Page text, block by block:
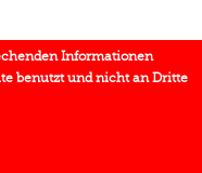
Informationen
benutzt und nicht an Dritte